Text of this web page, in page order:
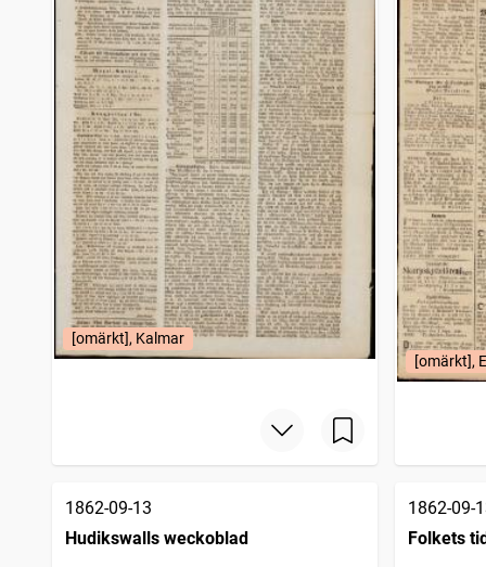
[omärkt], Kalmar
[omärkt],
1862-09-13
Hudikswalls weckoblad
1862-09-
Folkets